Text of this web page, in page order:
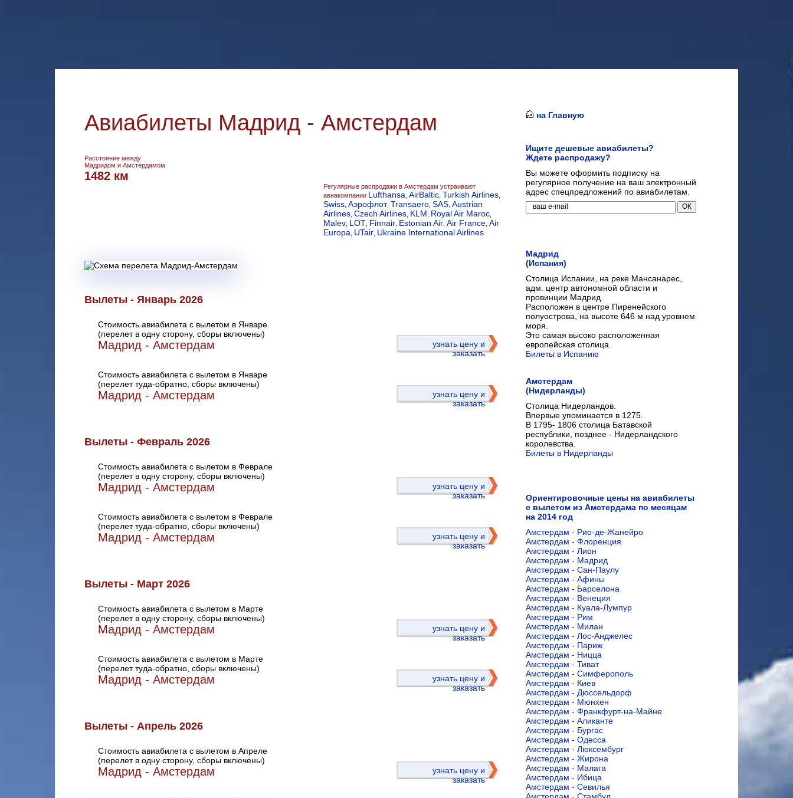
Авиабилеты Мадрид - Амстердам
Расстояние между
Мадридом и Амстердамом
1482 км
Регулярные распродажи в Амстердам устраивают
авиакомпании Lufthansa AirBaltic Turkish Airlines
Swiss Аэрофлот, Transaero SAS Austrian
Airlines Czech Airlines KLM Royal Air Maroc
Malev LOT Finnair Estonian Air Air France Air
Europa UTair Ukraine International Airlines
Вылеты - Январь 2026
Стоимость авиабилета с вылетом в Январе
(перелет в одну сторону, сборы включены)
Мадрид - Амстердам
узнать цену и
заказать
Стоимость авиабилета с вылетом в Январе
(перелет туда-обратно, сборы включены)
Мадрид - Амстердам
узнать цену и
заказать
Вылеты - Февраль 2026
Стоимость авиабилета с вылетом в Феврале
(перелет в одну сторону, сборы включены)
Мадрид - Амстердам
узнать цену и
заказать
Стоимость авиабилета с вылетом в Феврале
(перелет туда-обратно, сборы включены)
Мадрид - Амстердам
узнать цену и
заказать
Вылеты - Март 2026
Стоимость авиабилета с вылетом в Марте
(перелет в одну сторону, сборы включены)
Мадрид - Амстердам
узнать цену и
заказать
Стоимость авиабилета с вылетом в Марте
(перелет туда-обратно, сборы включены)
Мадрид - Амстердам
узнать цену и
заказать
Вылеты - Апрель 2026
Стоимость авиабилета с вылетом в Апреле
(перелет в одну сторону, сборы включены)
Мадрид - Амстердам
узнать цену и
заказать
на Главную
Ищите дешевые авиабилеты?
Ждете распродажу?
Вы можете оформить подписку на
регулярное получение на ваш электронный
адрес спецпредложений по авиабилетам.
Мадрид
(Испания)
Столица Испании, на реке Мансанарес,
адм. центр автономной области и
провинции Мадрид.
Расположен в центре Пиренейского
полуострова, на высоте 646 м над уровнем
моря.
Это самая высоко расположенная
европейская столица.
Билеты в Испанию
Амстердам
(Нидерланды)
Столица Нидерландов.
Впервые упоминается в 1275.
В 1795- 1806 столица Батавской
республики, позднее - Нидерландского
королевства.
Билеты в Нидерланды
Ориентировочные цены на авиабилеты
с вылетом из Амстердама по месяцам
на 2014 год
Амстердам - Рио-де-Жанейро
Амстердам - Флоренция
Амстердам - Лион
Амстердам - Мадрид
Амстердам - Сан-Паулу
Амстердам - Афины
Амстердам - Барселона
Амстердам - Венеция
Амстердам - Куала-Лумпур
Амстердам - Рим
Амстердам - Милан
Амстердам - Лос-Анджелес
Амстердам - Париж
Амстердам - Ницца
Амстердам - Тиват
Амстердам - Симферополь
Амстердам - Киев
Амстердам - Дюссельдорф
Амстердам - Мюнхен
Амстердам - Франкфурт-на-Майне
Амстердам - Аликанте
Амстердам - Бургас
Амстердам - Одесса
Амстердам - Люксембург
Амстердам - Жирона
Амстердам - Малага
Амстердам - Ибица
Амстердам - Севилья